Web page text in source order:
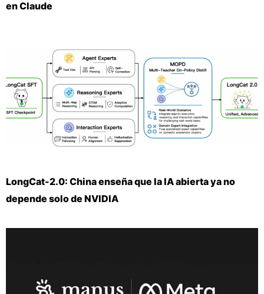
en Claude
LongCat-2.0: China enseña que la IA abierta ya no
depende solo de NVIDIA